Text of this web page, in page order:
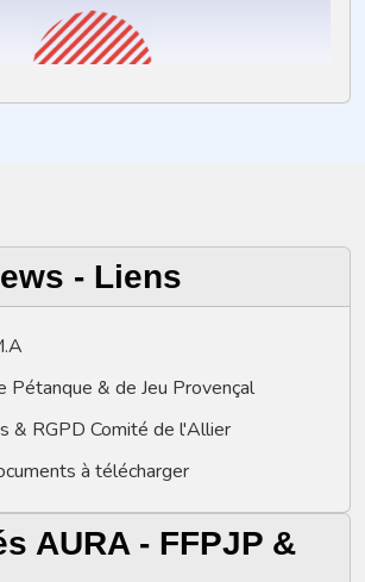
- Liens
Pétanque & de Jeu Provençal
& RGPD Comité de l'Allier
à télécharger
AURA - FFPJP &